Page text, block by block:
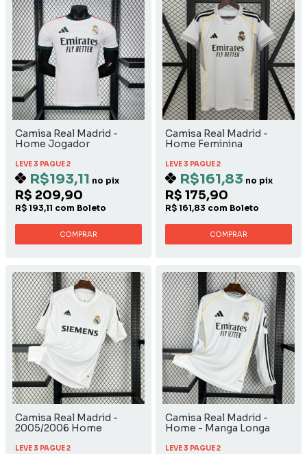
Camisa Real Madrid -
Home Jogador
LEVE 3 PAGUE 2
R$193,11 no pix
R$ 209,90
R$ 193,11 com Boleto
COMPRAR
Camisa Real Madrid -
Home Feminina
LEVE 3 PAGUE 2
R$161,83 no pix
R$ 175,90
R$ 161,83 com Boleto
COMPRAR
Camisa Real Madrid -
2005/2006 Home
LEVE 3 PAGUE 2
Camisa Real Madrid -
Home - Manga Longa
LEVE 3 PAGUE 2